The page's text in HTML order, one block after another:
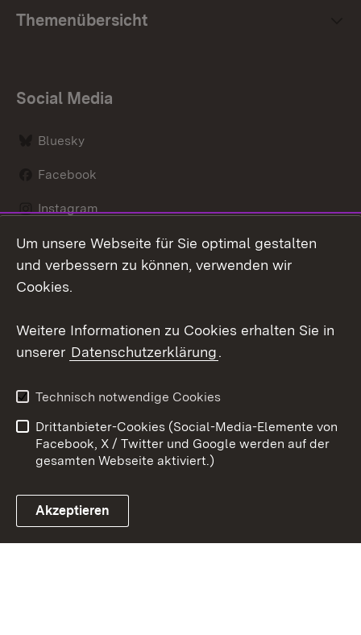
Themenübersicht
Social Media
Bluesky
Facebook
Instagram
LinkedIn
Link zum Landesportal
Datenschutz
Barrierefreiheit
Impressum
Cookies
Um unsere Webseite für Sie optimal gestalten
und verbessern zu können, verwenden wir
Cookies.
Weitere Informationen zu Cookies erhalten Sie in
unserer Datenschutzerklärung.
Technisch notwendige Cookies
Drittanbieter-Cookies (Social-Media-Elemente von
Facebook, X / Twitter und Google werden auf der
gesamten Webseite aktiviert.)
Akzeptieren